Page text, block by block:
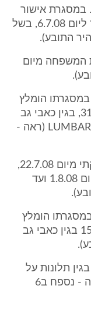
המשפחה. במסגרת אישור
זה הומלץ על מנוחה מיום 29.6.08 ועד ליום 6.7.08, בשל
המשפחה מיום
במסגרתו הומלץ
על מנוחה מיום 7.7.08 ועד ליום 31.7.08, בגין כאבי גב
תחתון ובגין LUMBAR DISK DISPLACEMENT (ראה -
סיכום בדיקה רפואית של רופא תעסוקתי מיום 22.7.08,
בו צוין כי התובע אינו כשיר לעבודה מיום 1.8.08 ועד
משפחה, במסגרתו הומלץ
על מנוחה מיום 1.8.08 ועד ליום 15.9.08 בגין כאבי גב
בגין תלונות על
כאבי גב תחתון והרדמות ברגליים (ראה - נספח ב6